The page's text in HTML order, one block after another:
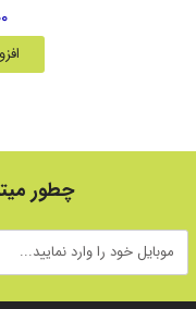
چطور